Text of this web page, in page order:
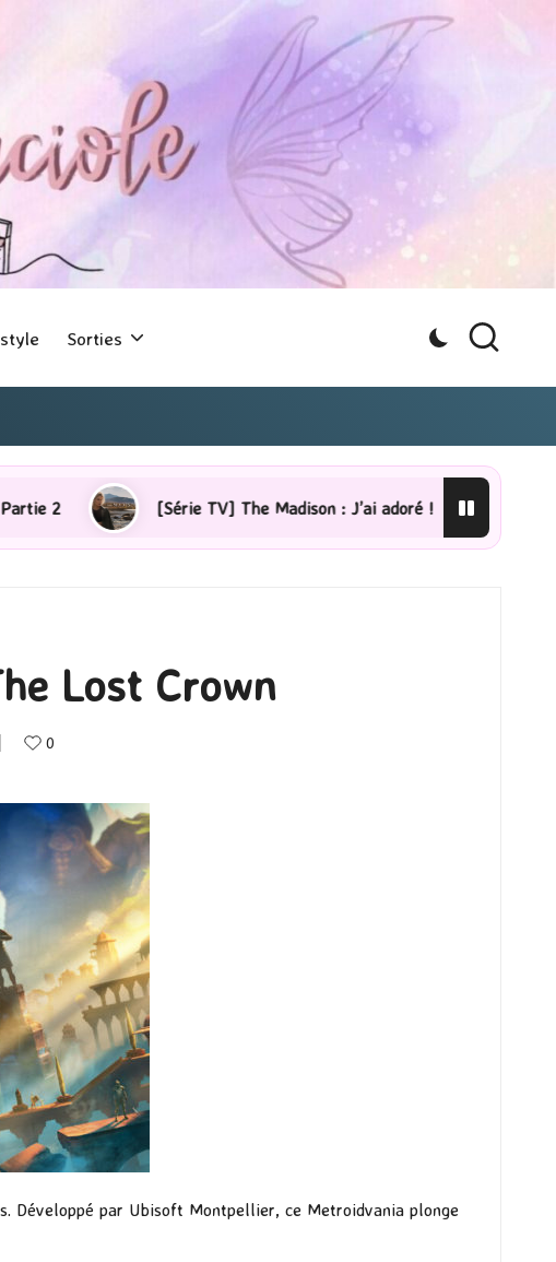
Sorties
TV] The Madison : J’ai adoré ! [Lecture] La femme de
Lost Crown
0
Développé par Ubisoft Montpellier, ce Metroidvania plonge